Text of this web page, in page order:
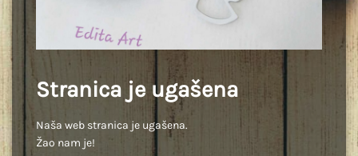
Stranica je ugašena
Naša web stranica je ugašena.
Žao nam je!